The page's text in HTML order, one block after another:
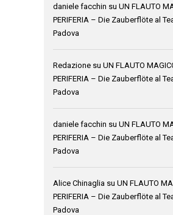
daniele facchin su UN FLAUTO
PERIFERIA – Die Zauberflöte al
Padova
Redazione su UN FLAUTO
PERIFERIA – Die Zauberflöte al
Padova
daniele facchin su UN FLAUTO
PERIFERIA – Die Zauberflöte al
Padova
Alice Chinaglia su UN FLAUTO
PERIFERIA – Die Zauberflöte al
Padova